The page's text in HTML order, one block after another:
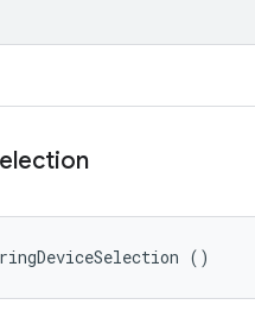
()